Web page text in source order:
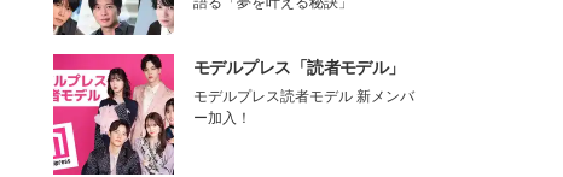
モデルプレス「読者モデル」
モデルプレス読者モデル 新メンバ
ー加入！